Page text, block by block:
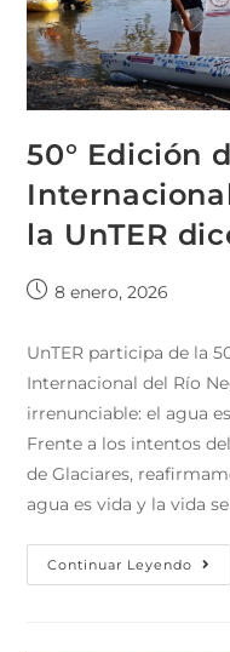
50° Edición
la UnTER
8 enero, 2026
UnTER participa de la
Internacional del Río
irrenunciable: el agua
Frente a los intentos
de Glaciares,
agua es vida y la vida
Continuar Leyendo